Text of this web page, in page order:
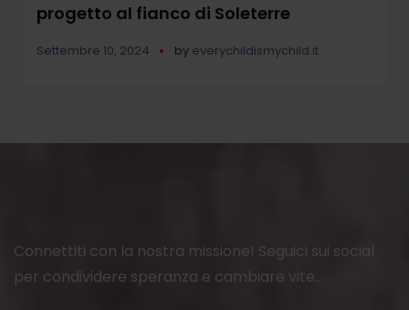
progetto al fianco di Soleterre
Settembre 10, 2024 by everychildismychild.it
Connettiti con la nostra missione! Seguici sui social
per condividere speranza e cambiare vite..